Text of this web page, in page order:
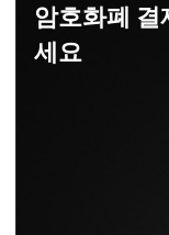
암호화폐
세요